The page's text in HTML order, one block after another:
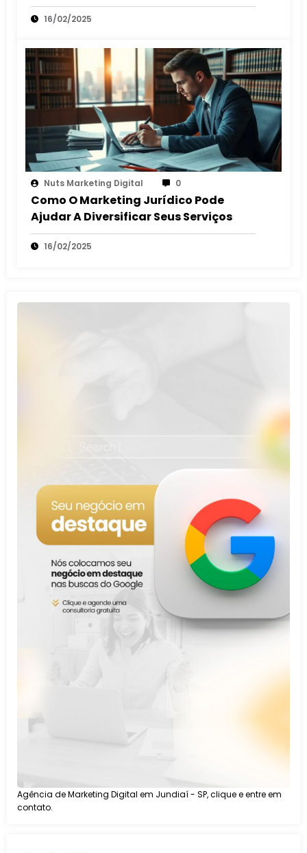
Escritórios
16/02/2025
Nuts Marketing Digital 0
Como O Marketing Jurídico Pode
Ajudar A Diversificar Seus Serviços
16/02/2025
Agência de Marketing Digital em Jundiaí - SP, clique e entre em
contato.